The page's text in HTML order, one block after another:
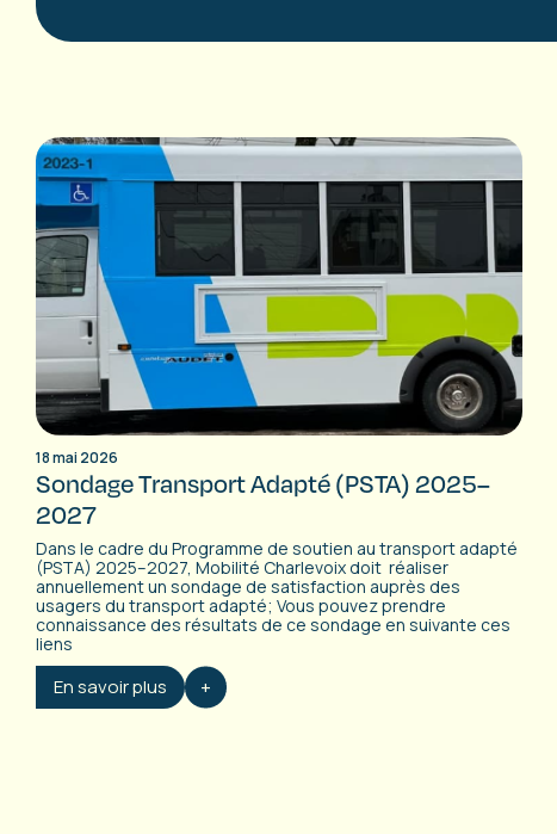
18 mai 2026
Sondage Transport Adapté (PSTA) 2025–
2027
Dans le cadre du Programme de soutien au transport adapté
(PSTA) 2025–2027, Mobilité Charlevoix doit réaliser
annuellement un sondage de satisfaction auprès des
usagers du transport adapté; Vous pouvez prendre
connaissance des résultats de ce sondage en suivante ces
liens
En savoir plus